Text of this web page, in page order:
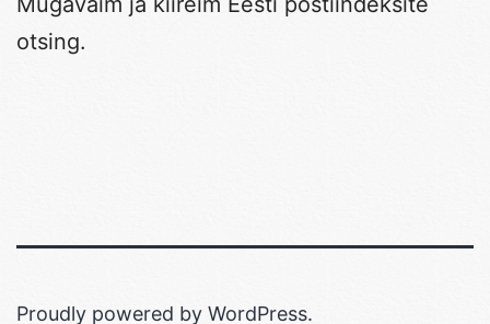
otsing.
Proudly powered by WordPress.